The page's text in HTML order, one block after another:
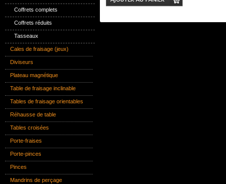
Coffrets complets
Coffrets réduits
Tasseaux
Cales de fraisage (jeux)
Diviseurs
Plateau magnétique
Table de fraisage inclinable
Tables de fraisage orientables
Réhausse de table
Tables croisées
Porte-fraises
Porte-pinces
Pinces
Mandrins de perçage